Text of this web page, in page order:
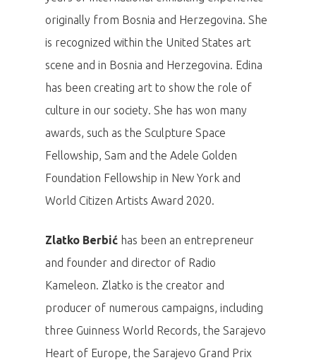
originally from Bosnia and Herzegovina. She
is recognized within the United States art
scene and in Bosnia and Herzegovina. Edina
has been creating art to show the role of
culture in our society. She has won many
awards, such as the Sculpture Space
Fellowship, Sam and the Adele Golden
Foundation Fellowship in New York and
World Citizen Artists Award 2020.
Zlatko Berbić has been an entrepreneur
and founder and director of Radio
Kameleon. Zlatko is the creator and
producer of numerous campaigns, including
three Guinness World Records, the Sarajevo
Heart of Europe, the Sarajevo Grand Prix